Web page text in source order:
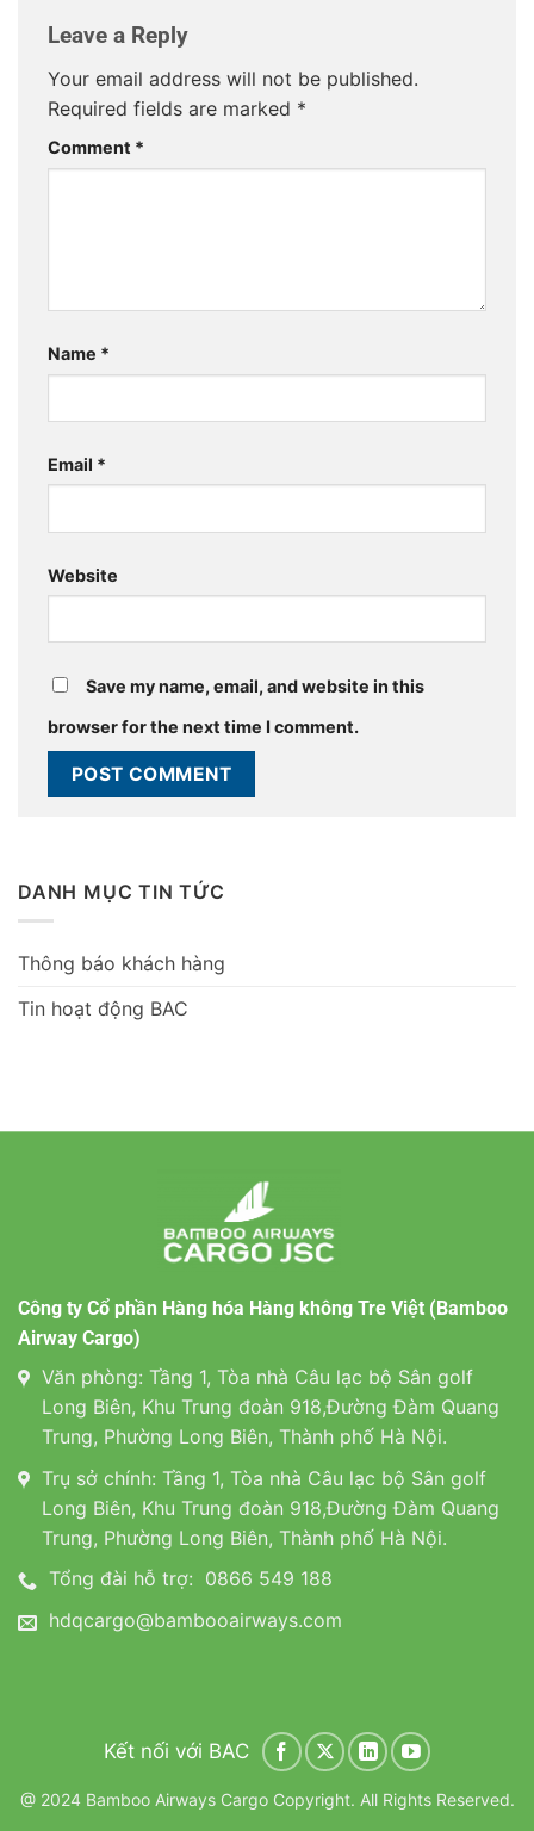
Leave a Reply
Your email address will not be published.
Required fields are marked *
Comment *
Name *
Email *
Website
Save my name, email, and website in this
browser for the next time I comment.
DANH MỤC TIN TỨC
Thông báo khách hàng
Tin hoạt động BAC
Công ty Cổ phần Hàng hóa Hàng không Tre Việt (Bamboo
Airway Cargo)
Văn phòng: Tầng 1, Tòa nhà Câu lạc bộ Sân golf
Long Biên, Khu Trung đoàn 918,Đường Đàm Quang
Trung, Phường Long Biên, Thành phố Hà Nội.
Trụ sở chính: Tầng 1, Tòa nhà Câu lạc bộ Sân golf
Long Biên, Khu Trung đoàn 918,Đường Đàm Quang
Trung, Phường Long Biên, Thành phố Hà Nội.
Tổng đài hỗ trợ: 0866 549 188
hdqcargo@bambooairways.com
@ 2024 Bamboo Airways Cargo Copyright. All Rights Reserved.
Kết nối với BAC